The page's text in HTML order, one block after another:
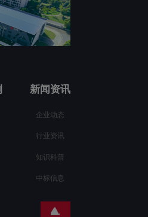
新闻资讯
企业动态
行业资讯
知识科普
中标信息